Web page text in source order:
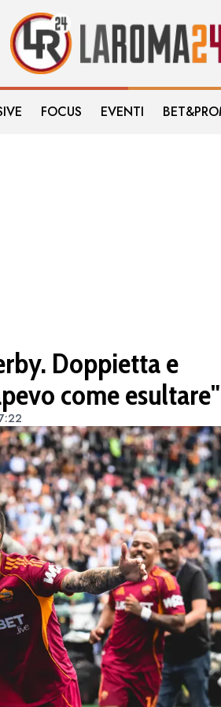
FOCUS EVENTI
Doppietta e
come esultare"